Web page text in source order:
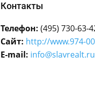
Контакты
Телефон: (495) 730-63-
Сайт: http://www.974-
E-mail: info@slavrealt.ru